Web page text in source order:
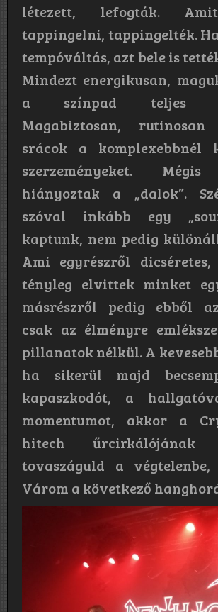
létezett, lefogták.
tappingelni, tappingelték.
tempóváltás, azt bele is
Mindezt energikusan,
a színpad teljes
Magabiztosan,
srácok a komplexebbnél
szerzeményeket.
hiányoztak a „dalok”.
szóval inkább egy
kaptunk, nem pedig
Ami egyrészről
tényleg elvittek minket
másrészről pedig ebből
csak az élményre
pillanatok nélkül. A
ha sikerül majd
kapaszkodót, a
momentumot, akkor a
hitech űrcirkálójának
tovaszáguld a
Várom a következő